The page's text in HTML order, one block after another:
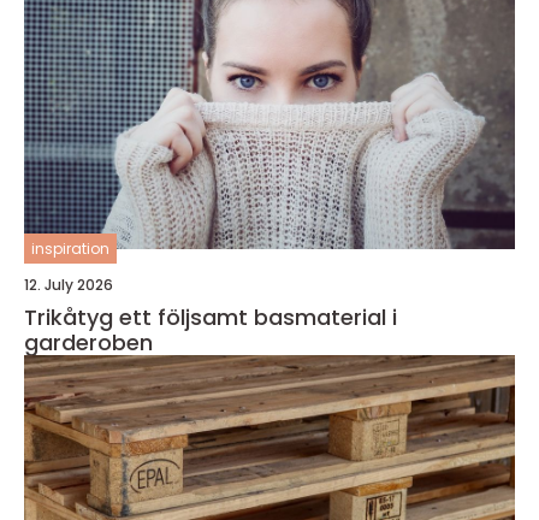
inspiration
12. July 2026
Trikåtyg ett följsamt basmaterial i
garderoben